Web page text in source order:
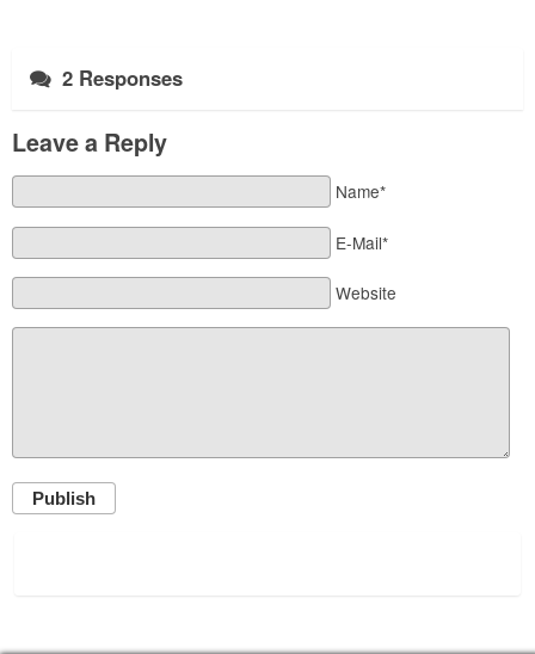
2 Responses
Leave a Reply
Name*
E-Mail*
Website
Publish